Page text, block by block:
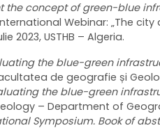
the concept of green-blue
Webinar: „The
2023, USTHB – Algeria.
the blue-green
de geografie și
the blue-green
– Department of
Symposium. Book of